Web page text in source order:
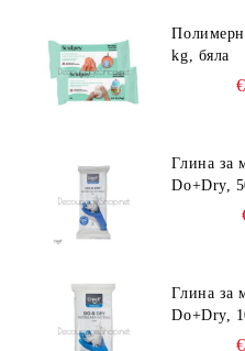
kg, бяла
Глина за
Do+Dry,
Глина за
Do+Dry,